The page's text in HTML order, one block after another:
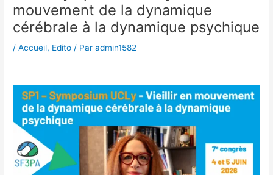
mouvement de la dynamique
cérébrale à la dynamique psychique
/Accueil, Edito / Paradmin1582